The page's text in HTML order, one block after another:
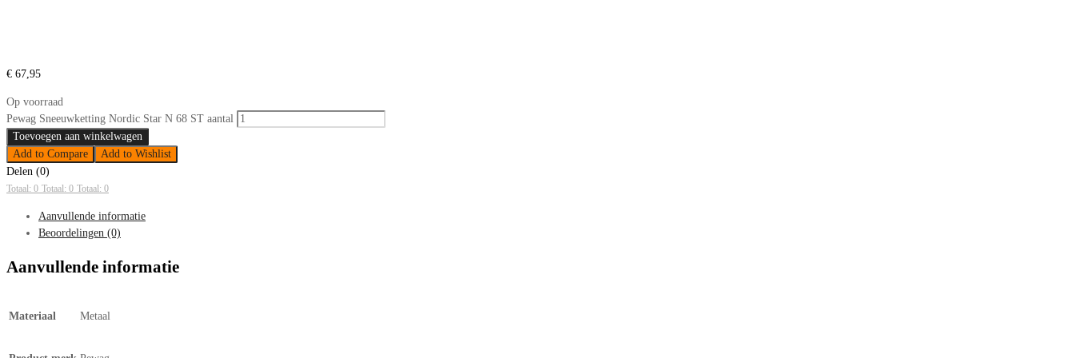
€ 67,95
Op voorraad
Pewag Sneeuwketting Nordic Star N 68 ST aantal
Toevoegen aan winkelwagen
Add to Compare
Add to Wishlist
Delen (0)
Totaal: 0 Totaal: 0 Totaal: 0
Aanvullende informatie
Beoordelingen (0)
Aanvullende informatie
Materiaal Metaal